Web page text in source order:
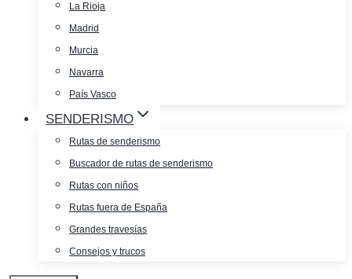
La Rioja
Madrid
Murcia
Navarra
País Vasco
SENDERISMO
Rutas de senderismo
Buscador de rutas de senderismo
Rutas con niños
Rutas fuera de España
Grandes travesías
Consejos y trucos